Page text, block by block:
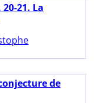
21. La
de